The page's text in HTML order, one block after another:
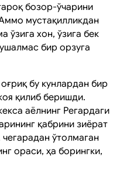
бозор-ўчарини
мустақилликдан
ўзига хон, ўзига бек
бир орзуга
бу кунлардан бир
қилиб беришди.
аёлнинг Регардаги
қабрини зиёрат
ўтолмаган
ораси, ҳа борингки,